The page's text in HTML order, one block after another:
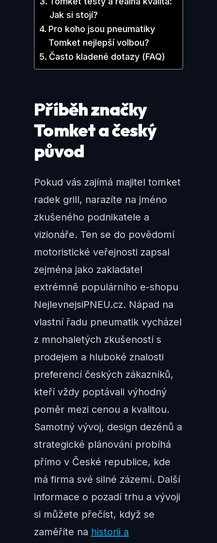
Jak si stojí?
Pro koho jsou pneumatiky
Tomket nejlepší volbou?
Často kladené dotazy (FAQ)
Příběh značky
Tomket a český
původ
Pokud vás zajímá majitel tomket
radek grill, narazíte na jméno
zkušeného podnikatele a
vizionáře. Ten se do povědomí
motoristické veřejnosti zapsal
zejména jako zakladatel
extrémně populárního e-shopu
NejlevnejsiPNEU.cz. Nápad na
vlastní řadu pneumatik vycházel
z mnohaletých zkušeností s
prodejem a hluboké znalosti
preferencí českých zákazníků,
kteří vždy poptávali výhodný
poměr mezi cenou a kvalitou.
Samotný vývoj, design dezénů a
strategické plánování probíhá
přímo v České republice, kde
má firma své silné zázemí. Další
informace o pozadí trhu a vývoji
si můžete přečíst, když se
zaměříte na historii a